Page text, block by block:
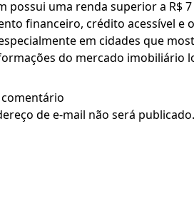
possui uma renda superior a R$
financeiro, crédito acessível
em cidades que
do mercado imobiliário
de e-mail não será publicado.